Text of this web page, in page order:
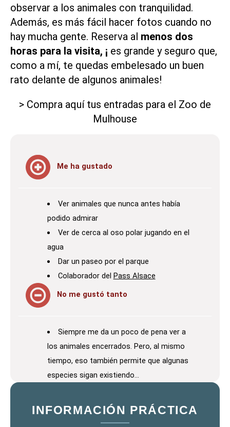
observar a los animales con tranquilidad.
Además, es más fácil hacer fotos cuando no
hay mucha gente. Reserva al menos dos
horas para la visita, ¡ es grande y seguro que,
como a mí, te quedas embelesado un buen
rato delante de algunos animales!
> Compra aquí tus entradas para el Zoo de
Mulhouse
Me ha gustado
Ver animales que nunca antes había
podido admirar
Ver de cerca al oso polar jugando en el
agua
Dar un paseo por el parque
Colaborador del Pass Alsace
No me gustó tanto
Siempre me da un poco de pena ver a
los animales encerrados. Pero, al mismo
tiempo, eso también permite que algunas
especies sigan existiendo…
INFORMACIÓN PRÁCTICA